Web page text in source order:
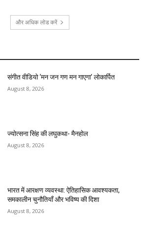
और अधिक लोड करें
संगीत वीडियो ‘मन जन गण मन गाएगा’ लोकार्पित
August 8, 2026
ज्योत्सना सिंह की लघुकथा- मैनहोल
August 8, 2026
भारत में आरक्षण व्यवस्था: ऐतिहासिक आवश्यकता,
समकालीन चुनौतियाँ और भविष्य की दिशा
August 8, 2026